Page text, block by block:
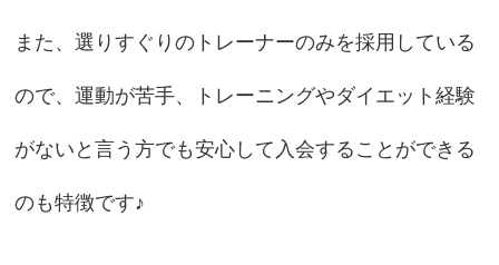
また、選りすぐりのトレーナーのみを採用している
ので、運動が苦手、トレーニングやダイエット経験
がないと言う方でも安心して入会することができる
のも特徴です♪